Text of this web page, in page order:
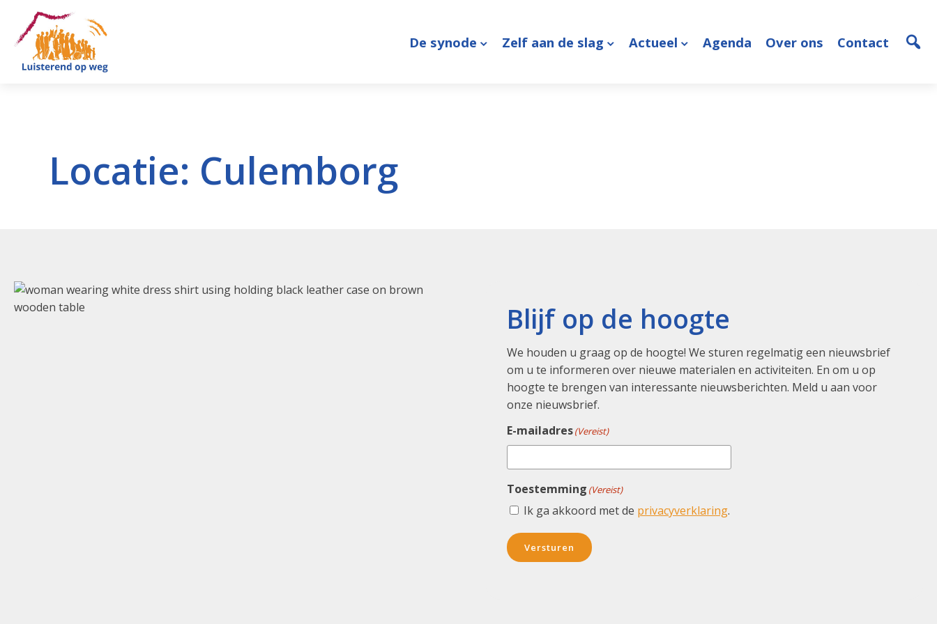
De synode Zelf aan de slag Actueel Agenda Over ons Contact
Locatie: Culemborg
Blijf op de hoogte
We houden u graag op de hoogte! We sturen regelmatig een nieuwsbrief
om u te informeren over nieuwe materialen en activiteiten. En om u op
hoogte te brengen van interessante nieuwsberichten. Meld u aan voor
onze nieuwsbrief.
E-mailadres(Vereist)
Toestemming (Vereist)
Ik ga akkoord met de privacyverklaring.
Versturen